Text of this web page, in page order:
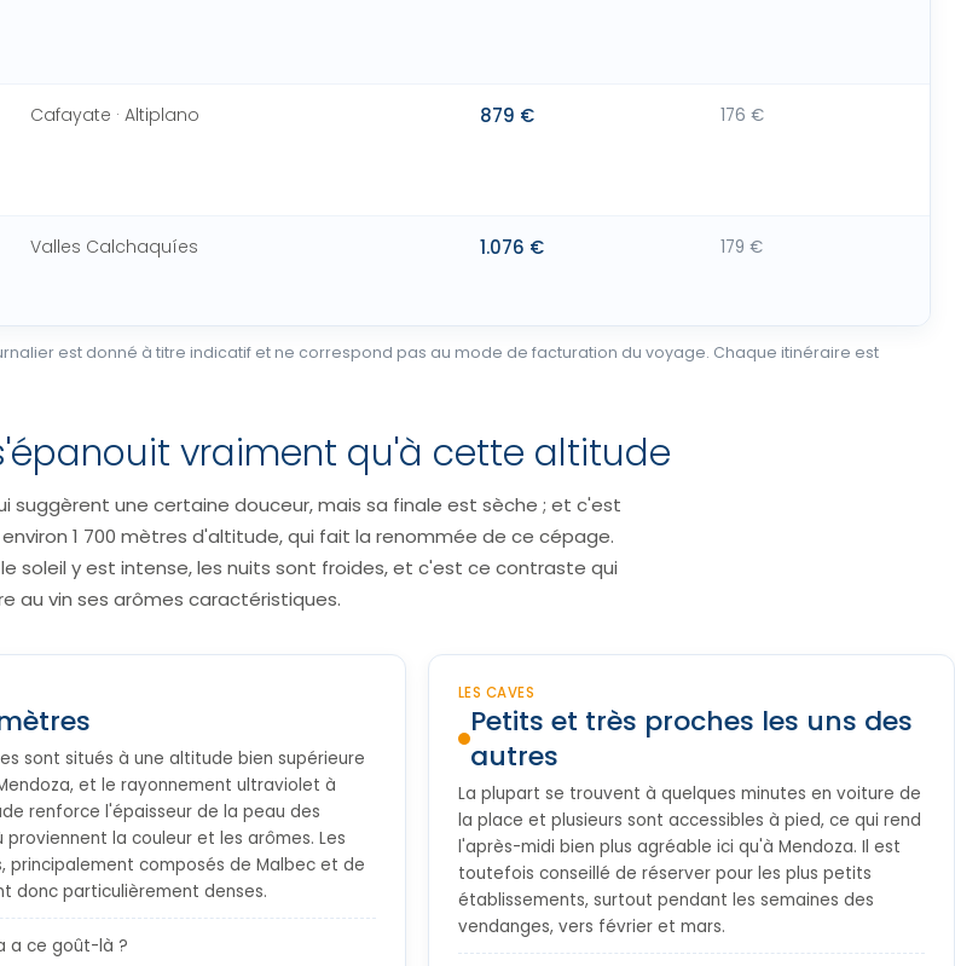
Cafayate · Altiplano 879 € 176 €
Valles Calchaquíes 1.076 € 179 €
est donné à titre indicatif et ne correspond pas au mode de facturation du voyage. Chaque itinéraire est
vraiment qu'à cette altitude
suggèrent une certaine douceur, mais sa finale est sèche ; et c'est
1 700 mètres d'altitude, qui fait la renommée de ce cépage.
soleil y est intense, les nuits sont froides, et c'est ce contraste qui
au vin ses arômes caractéristiques.
sont situés à une altitude bien supérieure
et le rayonnement ultraviolet à
renforce l'épaisseur de la peau des
proviennent la couleur et les arômes. Les
principalement composés de Malbec et de
donc particulièrement denses.
a ce goût-là ?
LES CAVES
Petits et très proches les uns des
autres
La plupart se trouvent à quelques minutes en voiture de
la place et plusieurs sont accessibles à pied, ce qui rend
l'après-midi bien plus agréable ici qu'à Mendoza. Il est
toutefois conseillé de réserver pour les plus petits
établissements, surtout pendant les semaines des
vendanges, vers février et mars.